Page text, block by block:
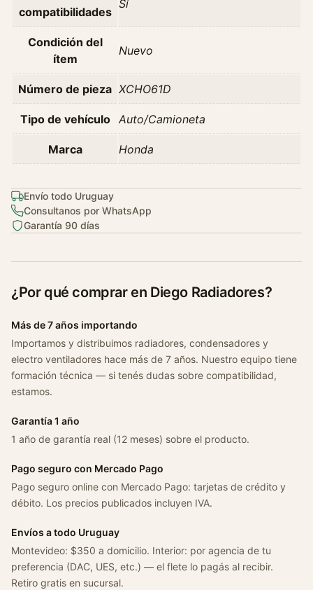
1
5
2
0
1
-
0
9
D
e
n
s
c
a
n
a
d
compatibilidades
Sí
Condición del
ítem
Nuevo
Número de pieza XCHO61D
Tipo de vehículo Auto/Camioneta
Marca Honda
Envío todo Uruguay
Consultanos por WhatsApp
Garantía 90 días
¿Por qué comprar en Diego Radiadores?
Más de 7 años importando
Importamos y distribuimos radiadores, condensadores y
electro ventiladores hace más de 7 años. Nuestro equipo tiene
formación técnica — si tenés dudas sobre compatibilidad,
estamos.
Garantía 1 año
1 año de garantía real (12 meses) sobre el producto.
Pago seguro con Mercado Pago
Pago seguro online con Mercado Pago: tarjetas de crédito y
débito. Los precios publicados incluyen IVA.
Envíos a todo Uruguay
Montevideo: $350 a domicilio. Interior: por agencia de tu
preferencia (DAC, UES, etc.) — el flete lo pagás al recibir.
Retiro gratis en sucursal.